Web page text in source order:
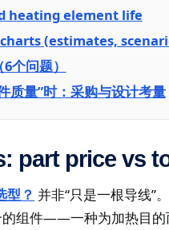
heating element life
(estimates,
个问题）
质量”时：采购与设计考量
part price vs
型？​​ 并非“只是一根导线”
组件——一种为加热目的